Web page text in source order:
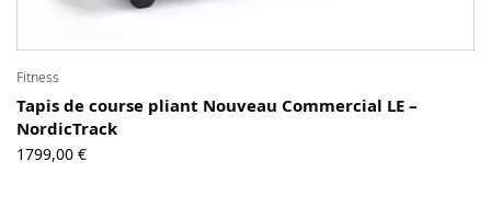
Fitness
Tapis de course pliant Nouveau Commercial LE –
NordicTrack
1799,00 €